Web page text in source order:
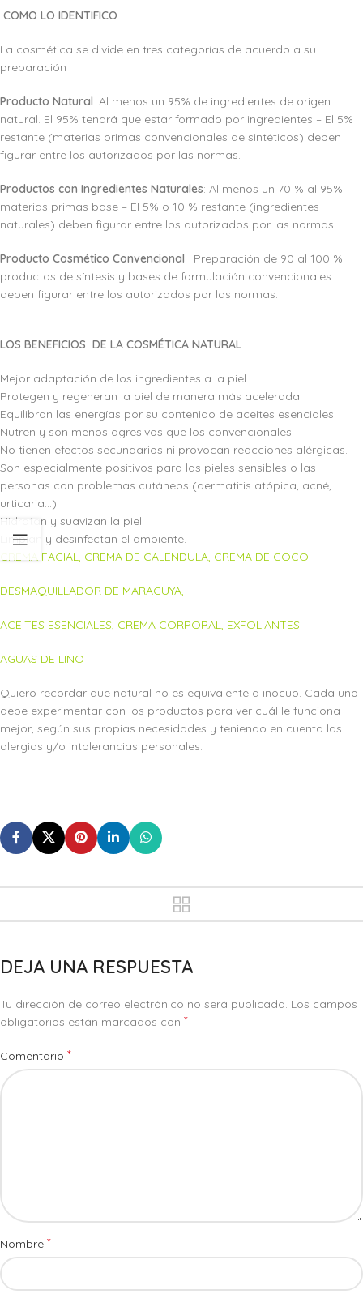
COMO LO IDENTIFICO
La cosmética se divide en tres categorías de acuerdo a su
preparación
Producto Natural: Al menos un 95% de ingredientes de origen
natural. El 95% tendrá que estar formado por ingredientes – El 5%
restante (materias primas convencionales de sintéticos) deben
figurar entre los autorizados por las normas.
Productos con Ingredientes Naturales: Al menos un 70 % al 95%
materias primas base – El 5% o 10 % restante (ingredientes
naturales) deben figurar entre los autorizados por las normas.
Producto Cosmético Convencional: Preparación de 90 al 100 %
productos de síntesis y bases de formulación convencionales.
deben figurar entre los autorizados por las normas.
LOS BENEFICIOS DE LA COSMÉTICA NATURAL
Mejor adaptación de los ingredientes a la piel.
Protegen y regeneran la piel de manera más acelerada.
Equilibran las energías por su contenido de aceites esenciales.
Nutren y son menos agresivos que los convencionales.
No tienen efectos secundarios ni provocan reacciones alérgicas.
Son especialmente positivos para las pieles sensibles o las
personas con problemas cutáneos (dermatitis atópica, acné,
urticaria…).
Hidratan y suavizan la piel.
Limpian y desinfectan el ambiente.
CREMA FACIAL, CREMA DE CALENDULA, CREMA DE COCO.
DESMAQUILLADOR DE MARACUYA,
ACEITES ESENCIALES, CREMA CORPORAL, EXFOLIANTES
AGUAS DE LINO
Quiero recordar que natural no es equivalente a inocuo. Cada uno
debe experimentar con los productos para ver cuál le funciona
mejor, según sus propias necesidades y teniendo en cuenta las
alergias y/o intolerancias personales.
DEJA UNA RESPUESTA
Tu dirección de correo electrónico no será publicada. Los campos
obligatorios están marcados con *
Comentario *
Nombre *